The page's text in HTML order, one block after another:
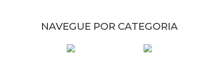
NAVEGUE POR CATEGORIA